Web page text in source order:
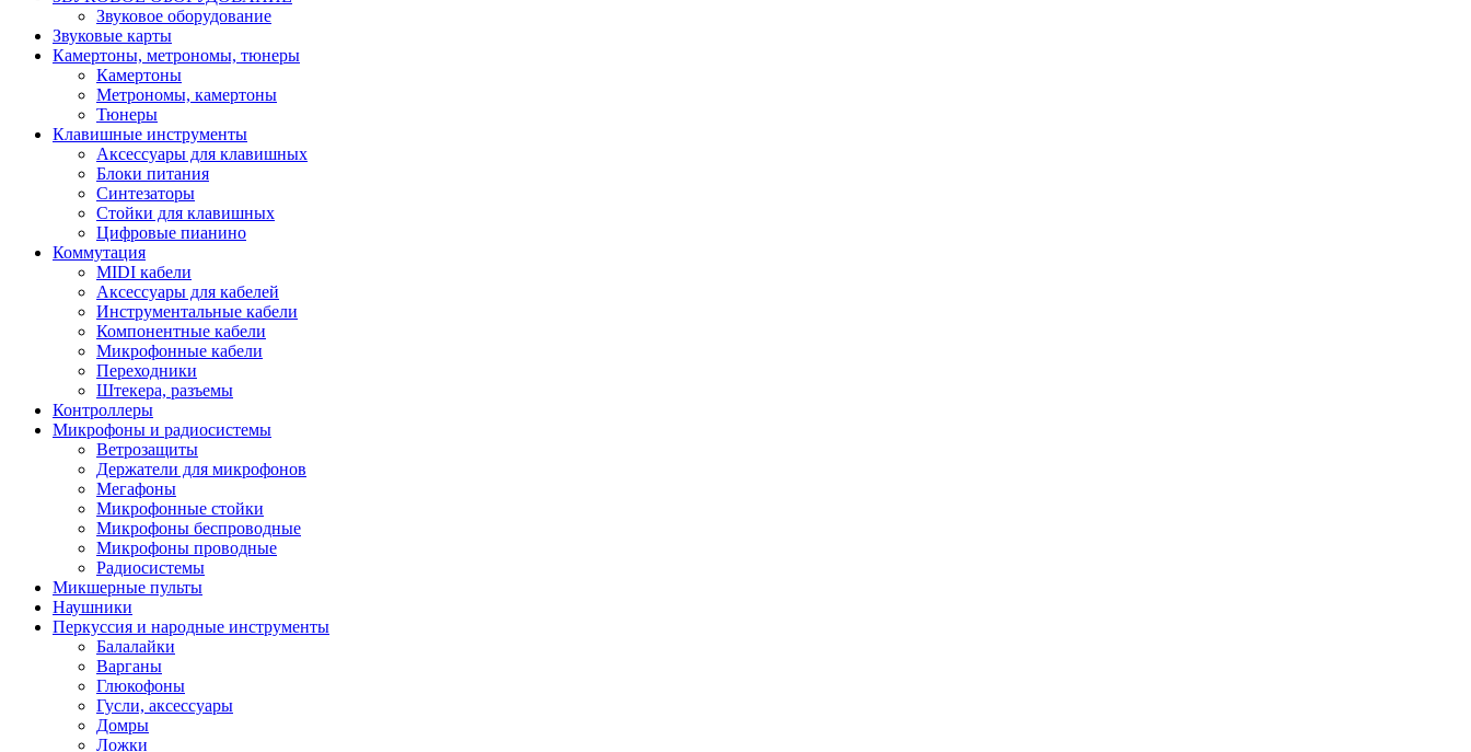
Звуковое оборудование
Звуковые карты
Камертоны, метрономы, тюнеры
Камертоны
Метрономы, камертоны
Тюнеры
Клавишные инструменты
Аксессуары для клавишных
Блоки питания
Синтезаторы
Стойки для клавишных
Цифровые пианино
Коммутация
MIDI кабели
Аксессуары для кабелей
Инструментальные кабели
Компонентные кабели
Микрофонные кабели
Переходники
Штекера, разъемы
Контроллеры
Микрофоны и радиосистемы
Ветрозащиты
Держатели для микрофонов
Мегафоны
Микрофонные стойки
Микрофоны беспроводные
Микрофоны проводные
Радиосистемы
Микшерные пульты
Наушники
Перкуссия и народные инструменты
Балалайки
Варганы
Глюкофоны
Гусли, аксессуары
Домры
Ложки